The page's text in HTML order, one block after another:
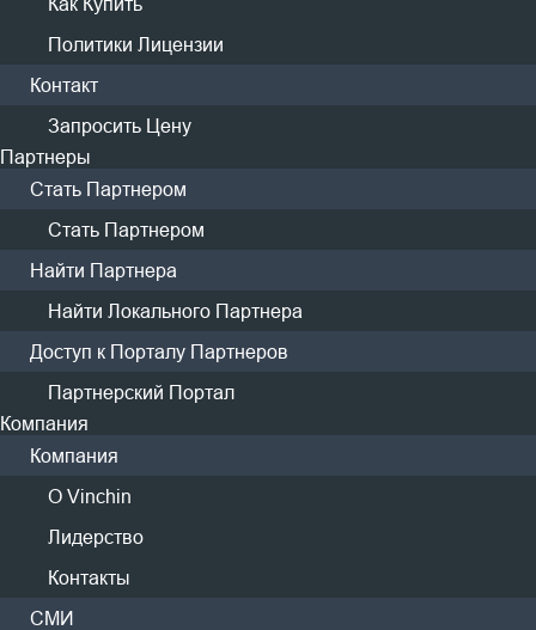
Политики Лицензии
Контакт
Запросить Цену
Партнеры
Стать Партнером
Стать Партнером
Найти Партнера
Найти Локального Партнера
Доступ к Порталу Партнеров
Партнерский Портал
Компания
Компания
О Vinchin
Лидерство
Контакты
СМИ
организации здравоохранения и усложнить создание
плана аварийного восстановления, что может привести
Решение Vinchin для бэкапа и
аварийного восстановления данных
в организациях здравоохранения
Vinchin предлагает решение для бэкапа и
аварийного восстановления данных в различных